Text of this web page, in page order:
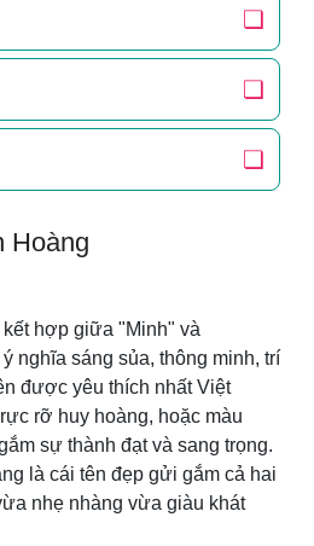
❏
❏
❏
Hoàng
hợp giữa "Minh" và
nghĩa sáng sủa, thông minh, trí
được yêu thích nhất Việt
rỡ huy hoàng, hoặc màu
sự thành đạt và sang trọng.
là cái tên đẹp gửi gắm cả hai
nhẹ nhàng vừa giàu khát